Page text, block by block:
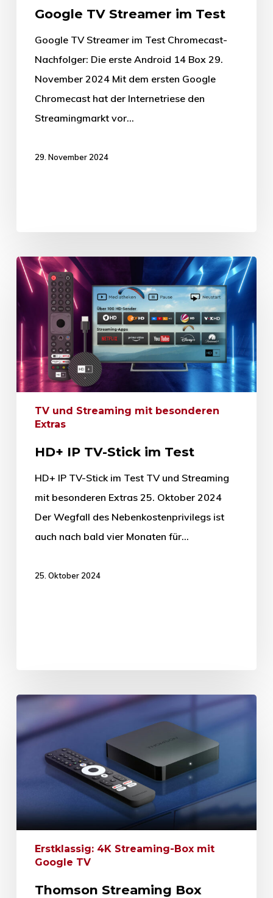
Google TV Streamer im Test
Google TV Streamer im Test Chromecast-
Nachfolger: Die erste Android 14 Box 29.
November 2024 Mit dem ersten Google
Chromecast hat der Internetriese den
Streamingmarkt vor…
29. November 2024
TV und Streaming mit besonderen
Extras
HD+ IP TV-Stick im Test
HD+ IP TV-Stick im Test TV und Streaming
mit besonderen Extras 25. Oktober 2024
Der Wegfall des Nebenkostenprivilegs ist
auch nach bald vier Monaten für…
25. Oktober 2024
Erstklassig: 4K Streaming-Box mit
Google TV
Thomson Streaming Box